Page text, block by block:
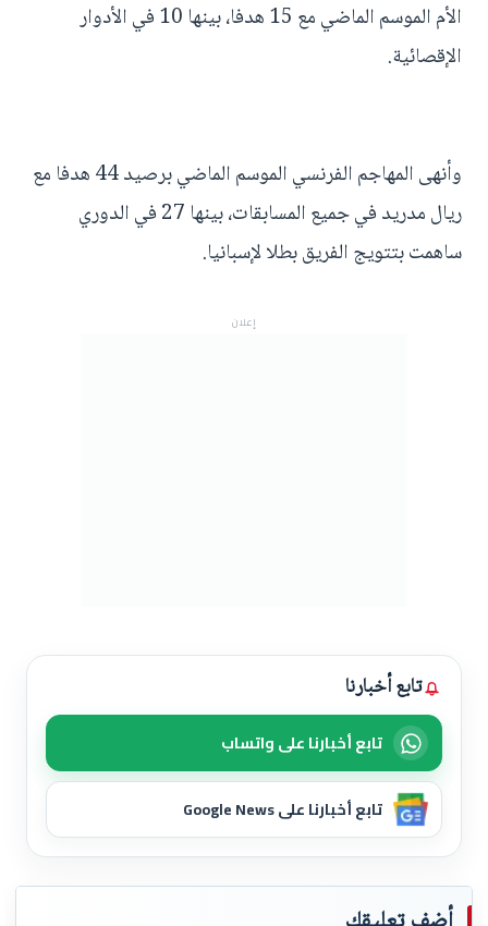
الأم الموسم الماضي مع 15 هدفا، بينها 10 في الأدوار
الإقصائية.
وأنهى المهاجم الفرنسي الموسم الماضي برصيد 44 هدفا مع
ريال مدريد في جميع المسابقات، بينها 27 في الدوري
ساهمت بتتويج الفريق بطلا لإسبانيا.
إعلان
تابع أخبارنا
تابع أخبارنا على واتساب
تابع أخبارنا على Google News